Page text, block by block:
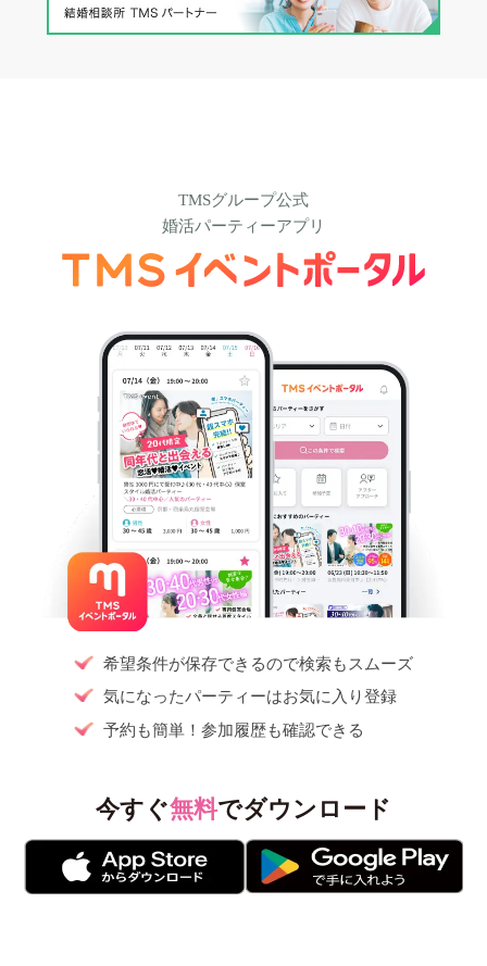
TMSグループ公式
婚活パーティーアプリ
希望条件が保存できるので検索もスムーズ
気になったパーティーはお気に入り登録
予約も簡単！参加履歴も確認できる
今すぐ無料でダウンロード